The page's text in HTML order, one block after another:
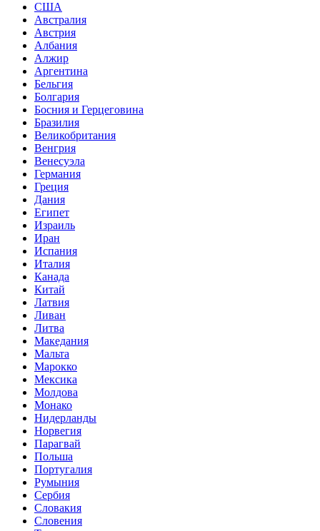
США
Австралия
Австрия
Албания
Алжир
Аргентина
Бельгия
Болгария
Босния и Герцеговина
Бразилия
Великобритания
Венгрия
Венесуэла
Германия
Греция
Дания
Египет
Израиль
Иран
Испания
Италия
Канада
Китай
Латвия
Ливан
Литва
Македания
Мальта
Марокко
Мексика
Молдова
Монако
Нидерланды
Норвегия
Парагвай
Польша
Португалия
Румыния
Сербия
Словакия
Словения